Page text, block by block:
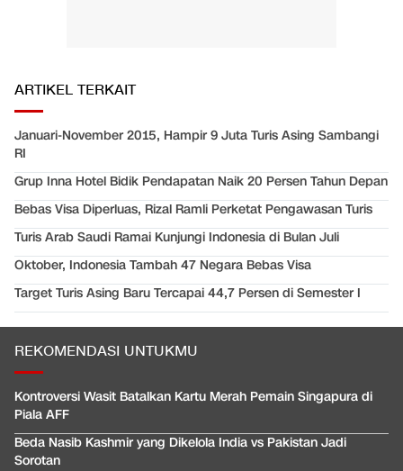
ARTIKEL TERKAIT
Januari-November 2015, Hampir 9 Juta Turis Asing Sambangi
RI
Grup Inna Hotel Bidik Pendapatan Naik 20 Persen Tahun Depan
Bebas Visa Diperluas, Rizal Ramli Perketat Pengawasan Turis
Turis Arab Saudi Ramai Kunjungi Indonesia di Bulan Juli
Oktober, Indonesia Tambah 47 Negara Bebas Visa
Target Turis Asing Baru Tercapai 44,7 Persen di Semester I
REKOMENDASI UNTUKMU
Kontroversi Wasit Batalkan Kartu Merah Pemain Singapura di
Piala AFF
Beda Nasib Kashmir yang Dikelola India vs Pakistan Jadi
Sorotan